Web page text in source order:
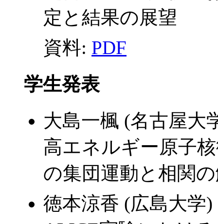
定と結果の展望
資料: PDF
学生発表
大島一楓 (名古屋大
高エネルギー原子
の集団運動と相関
徳本涼香 (広島大学)